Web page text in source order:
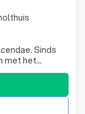
Sinds
met het
websites.
collega's.